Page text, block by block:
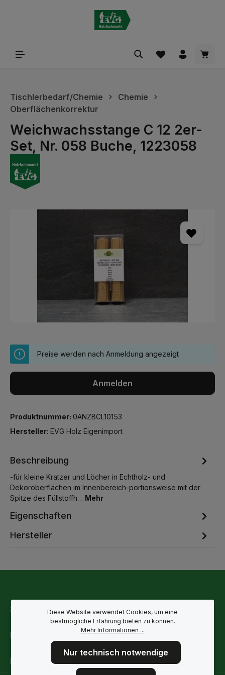
Tischlerbedarf/Chemie
Chemie
Oberflächenkorrektur
Weichwachsstange C 12 2er-
Set, Nr. 058 Buche, 1223058
Preise werden nach Anmeldung angezeigt
Anmelden
Produktnummer: 0ANZBCL10153
Hersteller: EVG Holz Eigenimport
Beschreibung
-für kleine Kratzer und Löcher in Echtholz- und
Dekoroberflächen im Innenbereich-portionsweise mit der
Spitze des Füllstoffh… Mehr
Eigenschaften
Hersteller
Service-Hotline
Rechtliche Hinweise
Informationen
Diese Website verwendet Cookies, um eine
bestmögliche Erfahrung bieten zu können.
Mehr Informationen ...
Nur technisch notwendige